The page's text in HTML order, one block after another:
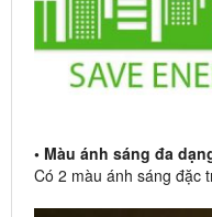
• Màu ánh sáng đa
Có 2 màu ánh sáng đặc